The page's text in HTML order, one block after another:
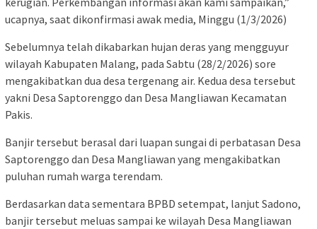
ucapnya, saat dikonfirmasi awak media, Minggu (1/3/2026)
Sebelumnya telah dikabarkan hujan deras yang mengguyur
wilayah Kabupaten Malang, pada Sabtu (28/2/2026) sore
mengakibatkan dua desa tergenang air. Kedua desa tersebut
yakni Desa Saptorenggo dan Desa Mangliawan Kecamatan
Pakis.
Banjir tersebut berasal dari luapan sungai di perbatasan Desa
Saptorenggo dan Desa Mangliawan yang mengakibatkan
puluhan rumah warga terendam.
Berdasarkan data sementara BPBD setempat, lanjut Sadono,
banjir tersebut meluas sampai ke wilayah Desa Mangliawan